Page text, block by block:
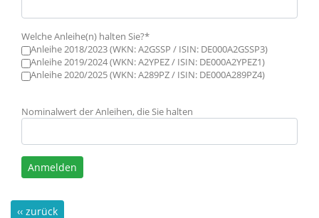
Welche Anleihe(n) halten Sie?*
Anleihe 2018/2023 (WKN: A2GSSP / ISIN: DE000A2GSSP3)
Anleihe 2019/2024 (WKN: A2YPEZ / ISIN: DE000A2YPEZ1)
Anleihe 2020/2025 (WKN: A289PZ / ISIN: DE000A289PZ4)
Nominalwert der Anleihen, die Sie halten
Anmelden
‹‹ zurück